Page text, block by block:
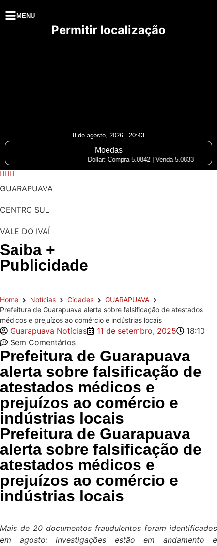
MENU
Permitir localização
8 de agosto, 2026 - 20:43
Moedas
Dollar: Compra 5.0842 | Venda 5.0833
GUARAPUAVA
CENTRO SUL
VALE DO IVAÍ
Saiba +
Publicidade
Home Notícias Cidades
GUARAPUAVA
Prefeitura de Guarapuava alerta sobre falsificação de atestados
médicos e prejuízos ao comércio e indústrias locais
Guarapuava Notícias 11 de setembro, 2025
18:10
Sem Comentários
Prefeitura de Guarapuava
alerta sobre falsificação de
atestados médicos e
prejuízos ao comércio e
indústrias locais
Prefeitura de Guarapuava
alerta sobre falsificação de
atestados médicos e
prejuízos ao comércio e
indústrias locais
Mais de 20 documentos fraudulentos foram identificados
em agosto; investigações estão em andamento e